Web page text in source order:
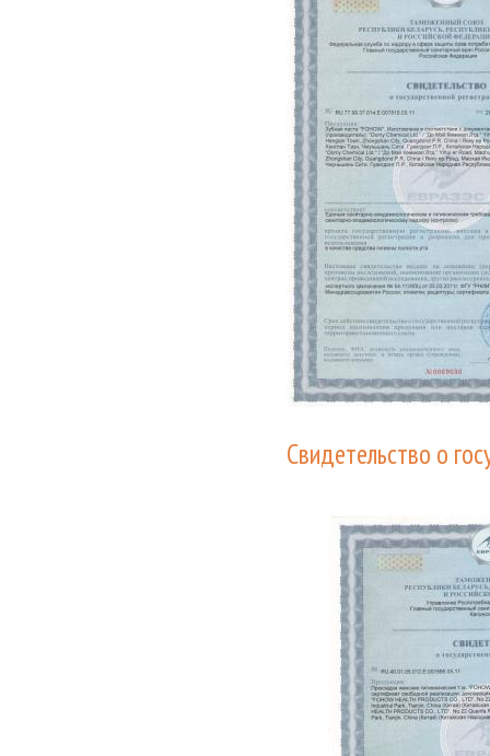
Свидетельство о